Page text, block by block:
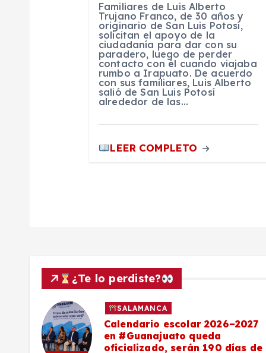
Familiares de Luis Alberto
Trujano Franco, de 30 años y
originario de San Luis Potosí,
solicitan el apoyo de la
ciudadanía para dar con su
paradero, luego de perder
contacto con él cuando viajaba
rumbo a Irapuato. De acuerdo
con sus familiares, Luis Alberto
salió de San Luis Potosí
alrededor de las…
LEER COMPLETO
¿Te lo perdiste?
SALAMANCA
Calendario escolar 2026–2027
en #Guanajuato queda
oficializado, serán 190 días de